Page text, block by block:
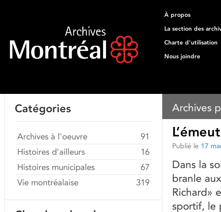
À propos
La section des
Charte d'utilisation
Nous joindre
Archives
Publié le 17
Dans la
branle
Richard»
sportif, le
Catégories
Archives à l'oeuvre
91
Histoires d'ailleurs
16
Histoires municipales
67
Vie montréalaise
319